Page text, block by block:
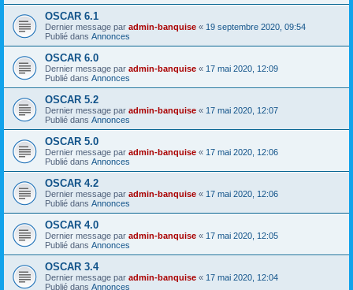
OSCAR 6.1
Dernier message par admin-banquise « 19 septembre 2020, 09:54
Publié dans Annonces
OSCAR 6.0
Dernier message par admin-banquise « 17 mai 2020, 12:09
Publié dans Annonces
OSCAR 5.2
Dernier message par admin-banquise « 17 mai 2020, 12:07
Publié dans Annonces
OSCAR 5.0
Dernier message par admin-banquise « 17 mai 2020, 12:06
Publié dans Annonces
OSCAR 4.2
Dernier message par admin-banquise « 17 mai 2020, 12:06
Publié dans Annonces
OSCAR 4.0
Dernier message par admin-banquise « 17 mai 2020, 12:05
Publié dans Annonces
OSCAR 3.4
Dernier message par admin-banquise « 17 mai 2020, 12:04
Publié dans Annonces